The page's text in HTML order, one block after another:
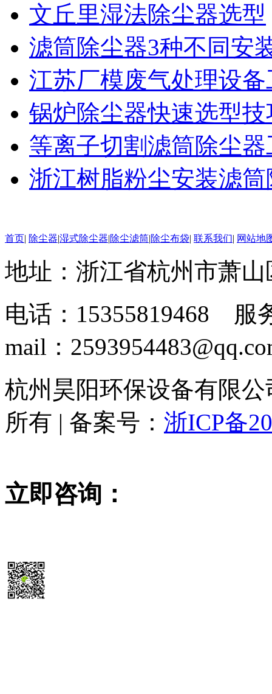
文丘里湿法除尘器选型
滤筒除尘器3种不同安
江苏厂模废气处理设
锅炉除尘器快速选型
等离子切割滤筒除尘
浙江树脂粉尘安装滤
首页| 除尘器|湿式除尘器|除尘滤筒|除尘布袋| 联系我们| 网站地
地址：浙江省杭州市萧
电话：15355819468 服
mail：
杭州昊阳环保设备有限公
所有 | 备案号： 浙ICP备
立即咨询：